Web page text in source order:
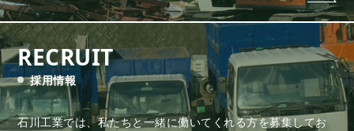
RECRUIT
採用情報
石川工業では、私たちと一緒に働いてくれる方を募集してお